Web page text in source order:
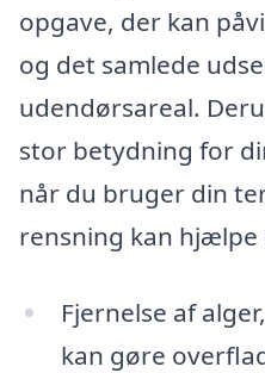
opgave, der kan
og det samlede
udendørsareal.
stor betydning for
når du bruger din
rensning kan hjælpe
Fjernelse af
kan gøre